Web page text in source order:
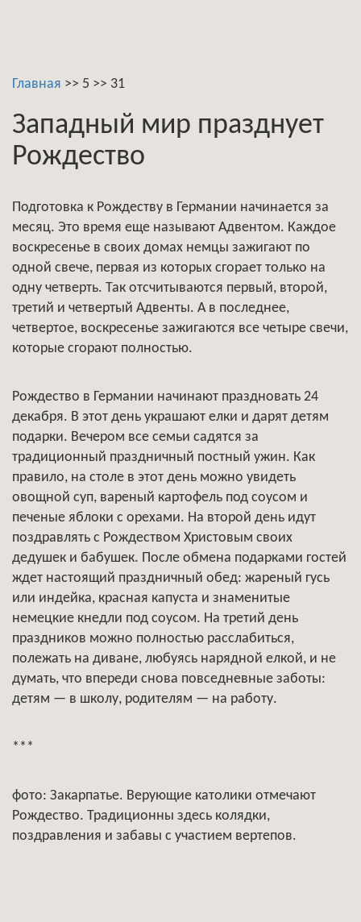
Главная >> 5 >> 31
Западный мир празднует
Рождество
Подготовка к Рождеству в Германии начинается за
месяц. Это время еще называют Адвентом. Каждое
воскресенье в своих домах немцы зажигают по
одной свече, первая из которых сгорает только на
одну четверть. Так отсчитываются первый, второй,
третий и четвертый Адвенты. А в последнее,
четвертое, воскресенье зажигаются все четыре свечи,
которые сгорают полностью.
Рождество в Германии начинают праздновать 24
декабря. В этот день украшают елки и дарят детям
подарки. Вечером все семьи садятся за
традиционный праздничный постный ужин. Как
правило, на столе в этот день можно увидеть
овощной суп, вареный картофель под соусом и
печеные яблоки с орехами. На второй день идут
поздравлять с Рождеством Христовым своих
дедушек и бабушек. После обмена подарками гостей
ждет настоящий праздничный обед: жареный гусь
или индейка, красная капуста и знаменитые
немецкие кнедли под соусом. На третий день
праздников можно полностью расслабиться,
полежать на диване, любуясь нарядной елкой, и не
думать, что впереди снова повседневные заботы:
детям — в школу, родителям — на работу.
***
фото: Закарпатье. Верующие католики отмечают
Рождество. Традиционны здесь колядки,
поздравления и забавы с участием вертепов.